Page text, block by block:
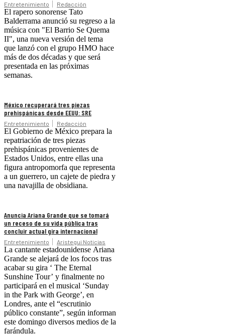
Entretenimiento Redacción
El rapero sonorense Tato
Balderrama anunció su regreso a la
música con "El Barrio Se Quema
II", una nueva versión del tema
que lanzó con el grupo HMO hace
más de dos décadas y que será
presentada en las próximas
semanas.
México recuperará tres piezas
prehispánicas desde EEUU: SRE
Entretenimiento Redacción
El Gobierno de México prepara la
repatriación de tres piezas
prehispánicas provenientes de
Estados Unidos, entre ellas una
figura antropomorfa que representa
a un guerrero, un cajete de piedra y
una navajilla de obsidiana.
Anuncia Ariana Grande que se tomará
un receso de su vida pública tras
concluir actual gira internacional
Entretenimiento Aristegui Noticias
La cantante estadounidense Ariana
Grande se alejará de los focos tras
acabar su gira ‘ The Eternal
Sunshine Tour’ y finalmente no
participará en el musical ‘Sunday
in the Park with George’, en
Londres, ante el “escrutinio
público constante”, según informan
este domingo diversos medios de la
farándula.